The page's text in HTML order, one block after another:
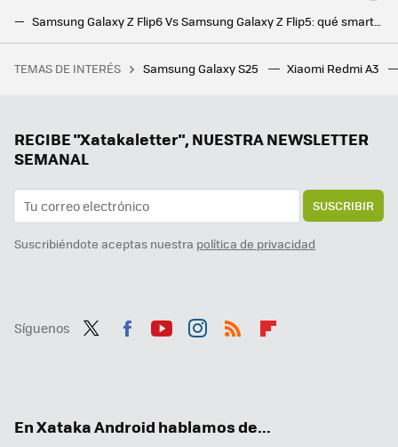
Samsung Galaxy Z Flip6 Vs Samsung Galaxy Z Flip5: qué smartphone elegir según tus necesidades
Samsung Galaxy Z Fold6 Vs Samsung Galaxy Z Fold5: qué smartphone elegir según tus necesidades
Hoy empieza la canícula y los meteorólogos lo tienen claro: "Pintan bastos para las regiones mediterráneas de España"
TEMAS DE INTERÉS Samsung Galaxy S25 Xiaomi Redmi A3
RECIBE "Xatakaletter", NUESTRA NEWSLETTER
SEMANAL
SUSCRIBIR
Suscribiéndote aceptas nuestra política de privacidad
Síguenos
En Xataka Android hablamos de...